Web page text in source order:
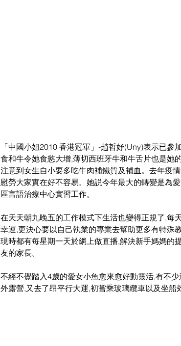
「中國小姐2010 香港冠軍」-趙哲妤(Uny)表示已
食和牛令她食慾大增,薄切西班牙牛和牛舌片也是她
注意到女生自小要多吃牛肉補鐵質及補血。去年疫
慰勞大家實在好不容易。她説今年最大的轉變是為
區言語治療中心實習工作。
在天天朝九晚五的工作模式下生活也變得正規了,每
幸運,更決心要以自己執業的專業去幫助更多有特殊
現時都有每星期一天於網上做直播,解決新手媽媽的
友的家長。
不經不覺踏入4歲的愛女小魚愈來愈好動靈活,有不
外露營,又去了昂平行大運,初嘗乘玻璃纜車以及坐船